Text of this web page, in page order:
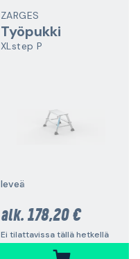
ZARGES
Työpukki
XLstep P
leveä
alk. 178,20 €
Ei tilattavissa tällä hetkellä